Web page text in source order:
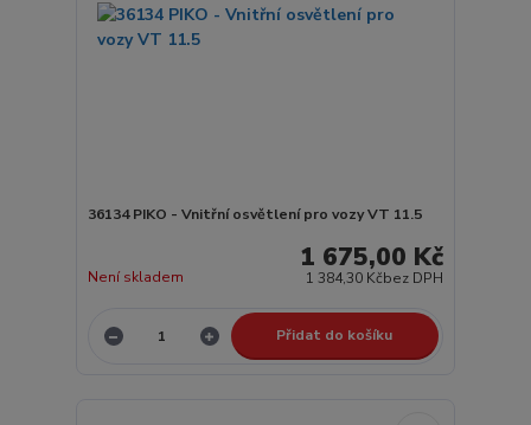
36134 PIKO - Vnitřní osvětlení pro vozy VT 11.5
1 675,00 Kč
1 384,30 Kčbez DPH
Není skladem
Přidat do košíku